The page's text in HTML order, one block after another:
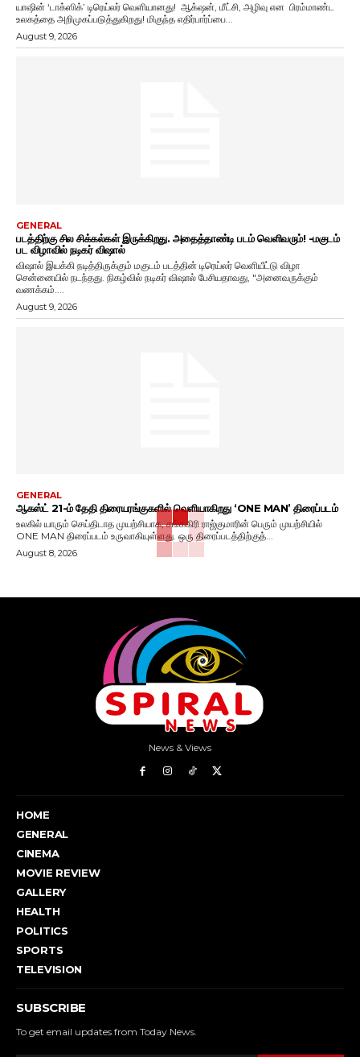
யாஷின் ‘டாக்ஸிக்’ டிரெய்லர் வெளியானது! ஆக்‌ஷன், மீட்சி, அழிவு என பிரம்மாண்ட
உலகத்தை அறிமுகப்படுத்துகிறது! மிகுந்த எதிர்பார்ப்பை...
August 9, 2026
GENERAL
படத்திற்கு சில சிக்கல்கள் இருக்கிறது. அதைத்தாண்டி படம் வெளிவரும்! -மகுடம்
பட விழாவில் நடிகர் விஷால்
விஷால் இயக்கி நடித்திருக்கும் மகுடம் படத்தின் டிரெய்லர் வெளியீட்டு விழா
சென்னையில் நடந்தது. நிகழ்வில் நடிகர் விஷால் பேசியதாவது, "அனைவருக்கும்
வணக்கம்....
August 9, 2026
GENERAL
ஆகஸ்ட் 21-ம் தேதி திரையரங்குகளில் வெளியாகிறது ‘ONE MAN’ திரைப்படம்
உலகில் யாரும் செய்திடாத முயற்சியாக, சங்ககிரி ராஜ்குமாரின் பெரும் முயற்சியில்
ONE MAN திரைப்படம் உருவாகியுள்ளது. ஒரு திரைப்படத்திற்குத்...
August 8, 2026
News & Views
HOME
GENERAL
CINEMA
MOVIE REVIEW
GALLERY
HEALTH
POLITICS
SPORTS
TELEVISION
SUBSCRIBE
To get email updates from Today News.